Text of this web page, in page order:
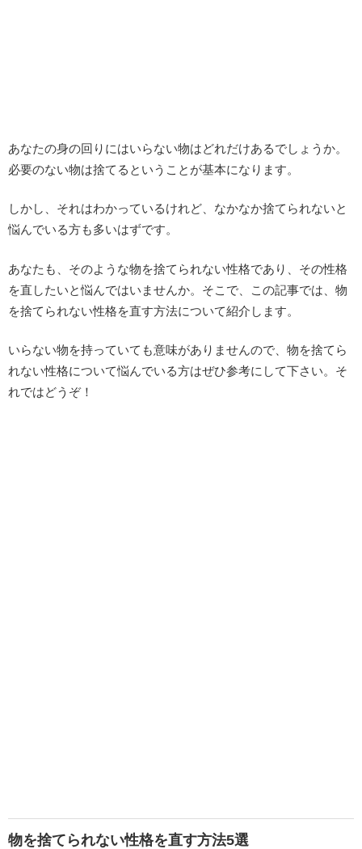
あなたの身の回りにはいらない物はどれだけあるでしょうか。
必要のない物は捨てるということが基本になります。
しかし、それはわかっているけれど、なかなか捨てられないと
悩んでいる方も多いはずです。
あなたも、そのような物を捨てられない性格であり、その性格
を直したいと悩んではいませんか。そこで、この記事では、物
を捨てられない性格を直す方法について紹介します。
いらない物を持っていても意味がありませんので、物を捨てら
れない性格について悩んでいる方はぜひ参考にして下さい。そ
れではどうぞ！
物を捨てられない性格を直す方法5選